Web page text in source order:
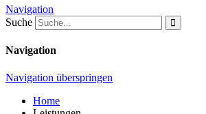
Navigation
Suche
Navigation
Navigation überspringen
Home